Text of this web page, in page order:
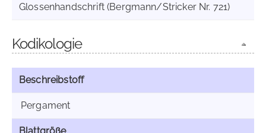
Glossenhandschrift (Bergmann/Stricker Nr. 721)
Kodikologie
Beschreibstoff
Pergament